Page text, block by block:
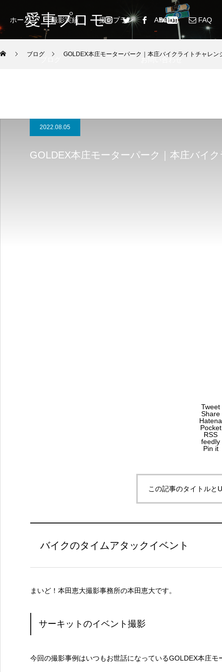
愛車プロモ
ホーム 撮影実績 撮影プラン ABOUT FAQ
ブログ お問い合わせ
ブログ GOLDEX本庄モーターパーク｜本庄バイクライトチャレン
2022.08.05
GOLDEX本庄モーターパーク｜本庄バイ
Tweet
Share
Hatena
Pocket
RSS
feedly
Pin it
この記事のタイトルと
バイクのタイムアタックイベント
まいど！本田恵大撮影事務所の本田恵大です。
サーキットのイベント撮影
今回の撮影事例はいつもお世話になっているGOLDEX本庄